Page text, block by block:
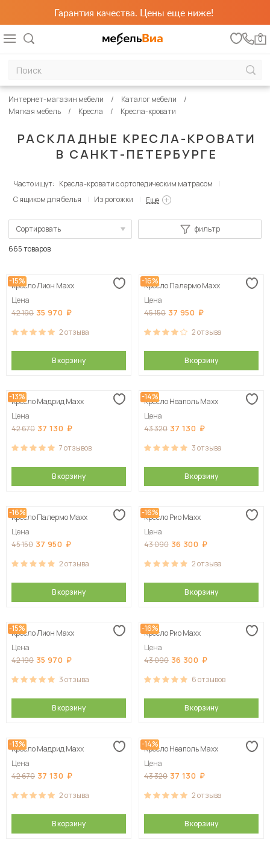
Гарантия качества. Цены еще ниже!
0
РАСКЛАДНЫЕ КРЕСЛА-КРОВАТИ
В САНКТ-ПЕТЕРБУРГЕ
Интернет-магазин мебели
Каталог мебели
Мягкая мебель
Кресла Кресла-кровати
Часто ищут: Кресла-кровати с ортопедическим матрасом
С ящиком для белья
Из рогожки Еще
Сортировать
Сначала дорогие
фильтр
665 товаров
-15%
Кресло Лион Maxx
Цена
42 190 35 970
2отзыва
В корзину
-16%
Кресло Палермо Maxx
Цена
45 150 37 950
2отзыва
В корзину
-13%
Кресло Мадрид Maxx
Цена
42 670 37 130
7отзывов
В корзину
-14%
Кресло Неаполь Maxx
Цена
43 320 37 130
3отзыва
В корзину
-16%
Кресло Палермо Maxx
Цена
45 150 37 950
2отзыва
В корзину
-16%
Кресло Рио Maxx
Цена
43 090 36 300
2отзыва
В корзину
-15%
Кресло Лион Maxx
Цена
42 190 35 970
3отзыва
В корзину
-16%
Кресло Рио Maxx
Цена
43 090 36 300
6отзывов
В корзину
-13%
Кресло Мадрид Maxx
Цена
42 670 37 130
2отзыва
В корзину
-14%
Кресло Неаполь Maxx
Цена
43 320 37 130
2отзыва
В корзину